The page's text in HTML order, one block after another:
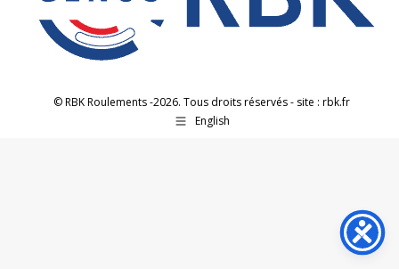
© RBK Roulements -2026. Tous droits réservés - site : rbk.fr
English